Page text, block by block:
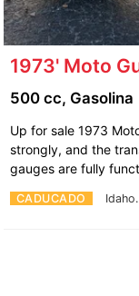
1973' Moto
CADUCADO Idaho.
500 cc, Gasolina
Up for sale 1973
strongly, and the
gauges are fully